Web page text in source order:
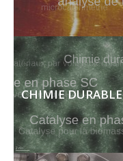
CHIMIE DURABLE